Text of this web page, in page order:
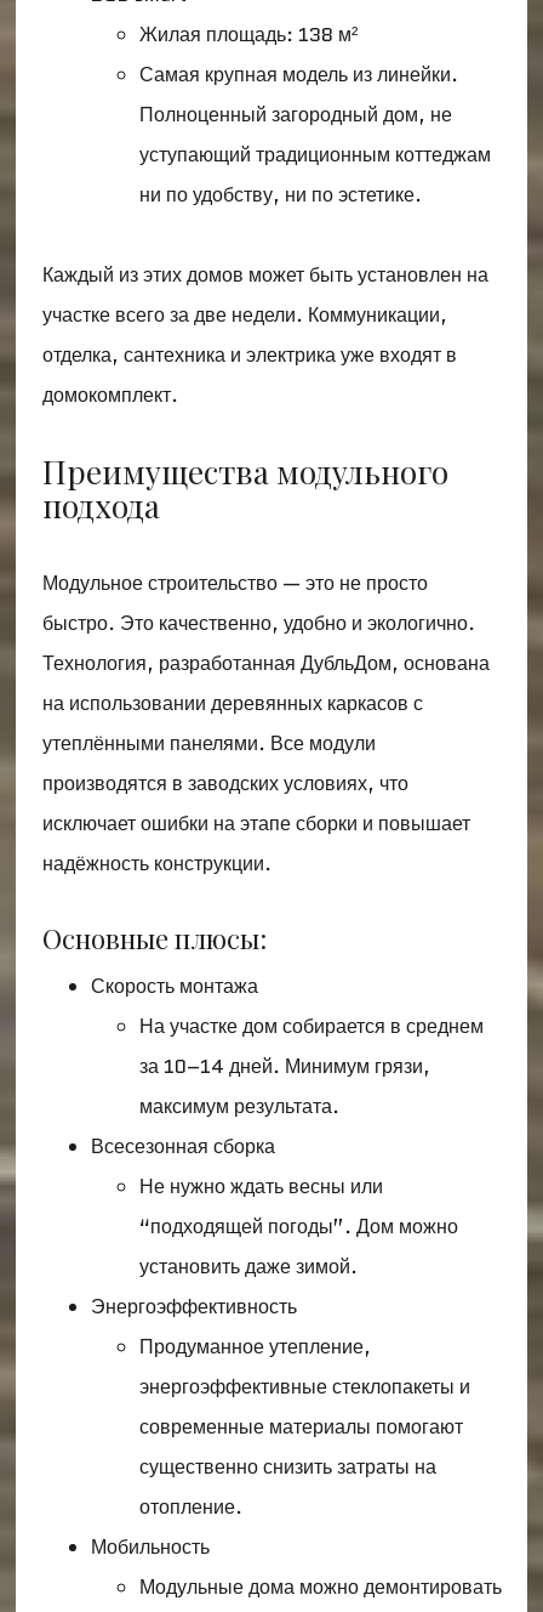
Жилая площадь: 138 м²
Самая крупная модель из линейки.
Полноценный загородный дом, не
уступающий традиционным коттеджам
ни по удобству, ни по эстетике.
Каждый из этих домов может быть установлен на
участке всего за две недели. Коммуникации,
отделка, сантехника и электрика уже входят в
домокомплект.
Преимущества модульного
подхода
Модульное строительство — это не просто
быстро. Это качественно, удобно и экологично.
Технология, разработанная ДубльДом, основана
на использовании деревянных каркасов с
утеплёнными панелями. Все модули
производятся в заводских условиях, что
исключает ошибки на этапе сборки и повышает
надёжность конструкции.
Основные плюсы:
Скорость монтажа
На участке дом собирается в среднем
за 10–14 дней. Минимум грязи,
максимум результата.
Всесезонная сборка
Не нужно ждать весны или
“подходящей погоды”. Дом можно
установить даже зимой.
Энергоэффективность
Продуманное утепление,
энергоэффективные стеклопакеты и
современные материалы помогают
существенно снизить затраты на
отопление.
Мобильность
Модульные дома можно демонтировать